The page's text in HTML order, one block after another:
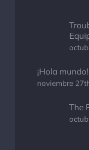
¡Hola mundo!
noviembre
The